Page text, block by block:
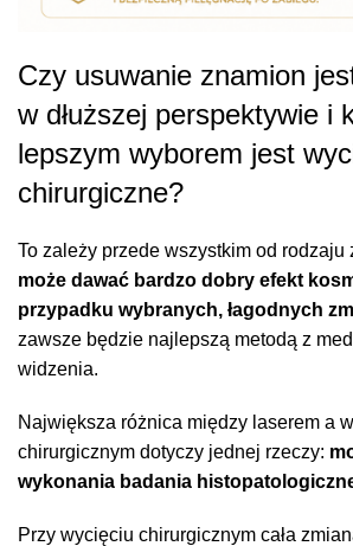
Czy usuwanie znamion
w dłuższej perspektywie i
lepszym wyborem jest
chirurgiczne?
To zależy przede wszystkim od rodzaju
może dawać bardzo dobry efekt
przypadku wybranych, łagodnych
zawsze będzie najlepszą metodą z
widzenia.
Największa różnica między laserem a
chirurgicznym dotyczy jednej rzeczy:
wykonania badania
Przy wycięciu chirurgicznym cała